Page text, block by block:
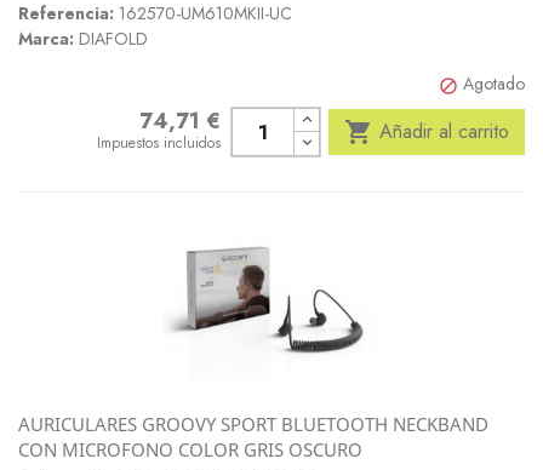
Referencia: 162570-UM610MKII-UC
Marca: DIAFOLD
 Agotado
Precio74,71 €
Impuestos incluidos  Añadir al carrito
AURICULARES GROOVY SPORT BLUETOOTH NECKBAND
CON MICROFONO COLOR GRIS OSCURO